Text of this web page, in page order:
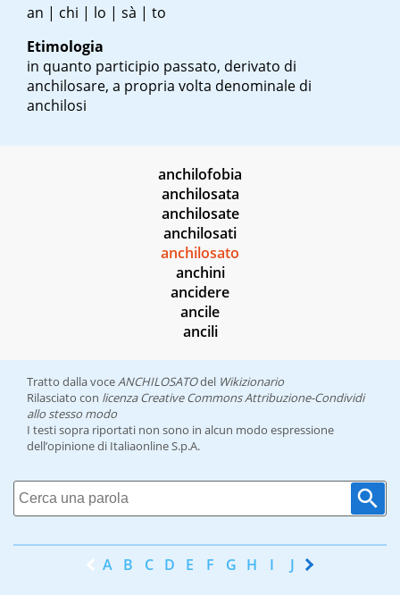
an | chi | lo | sà | to
Etimologia
in quanto participio passato, derivato di
anchilosare, a propria volta denominale di
anchilosi
anchilofobia
anchilosata
anchilosate
anchilosati
anchilosato
anchini
ancidere
ancile
ancili
Tratto dalla voceANCHILOSATOdel Wikizionario
Rilasciato con licenza Creative Commons Attribuzione-Condividi
allo stesso modo
I testi sopra riportati non sono in alcun modo espressione
dell’opinione di Italiaonline S.p.A.
A B C D E F G H I J K